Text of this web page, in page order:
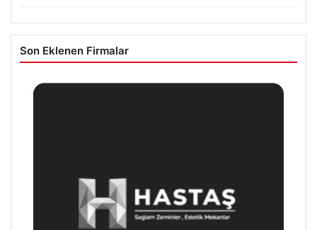
Son Eklenen Firmalar